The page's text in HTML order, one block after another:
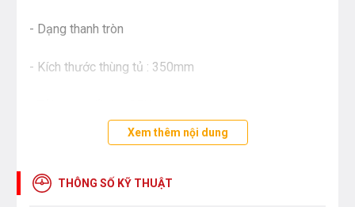
- Dạng thanh tròn
- Kích thước thùng tủ : 350mm
- Kích thước : W287 x D465 x H460mm
Lưu ý :phù hợp cho cửa cánh kéo
Xem thêm nội dung
THÔNG SỐ KỸ THUẬT